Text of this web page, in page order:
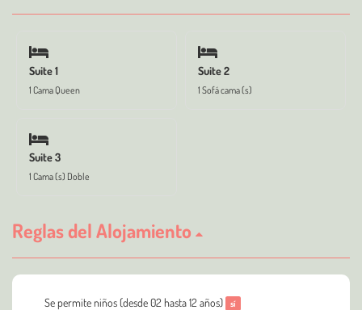
Suite 1
1 Cama Queen
Suite 2
1 Sofá cama (s)
Suite 3
1 Cama (s) Doble
Reglas del Alojamiento
Se permite niños (desde 02 hasta 12 años) sí